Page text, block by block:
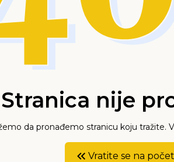
Stranica nije
da pronađemo stranicu koju tražite.
Vratite se na